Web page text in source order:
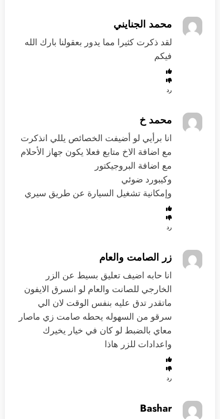
محمد الجنايني
لقد ذكرت كثيرا مما يدور بعقولنا بارك الله
فيكم
رد
محمد خ
انا برأيي لو أضيفت الخصائص يللي انذكرت
مع اضافة الاخ متابع فعلا يكون جهاز الأحلام
مع اضافة البروجيكتور
وكيبورد ضوئي
وإمكانية تشغيل السيارة عن طريق سيري
رد
زر الصامت والعام
انا حابه اضيف تعليق بسيط عن الزر
الخارجي للصانت والعام لو انسرق الايفون
ماتقدر تدق عليه بنفس الوقت لان الي
سرقو من السهوله يحطه صامت زي ماصار
معاي بالضبط لو كان في خيار يخيرك
واعدادات للزر هاذا
رد
Bashar